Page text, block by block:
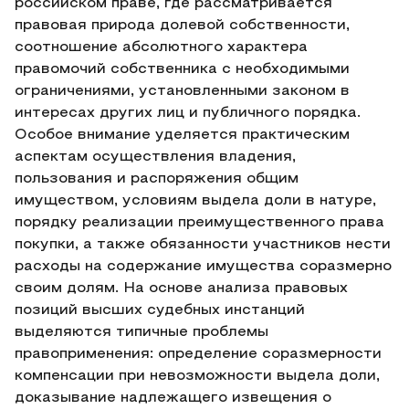
российском праве, где рассматривается
правовая природа долевой собственности,
соотношение абсолютного характера
правомочий собственника с необходимыми
ограничениями, установленными законом в
интересах других лиц и публичного порядка.
Особое внимание уделяется практическим
аспектам осуществления владения,
пользования и распоряжения общим
имуществом, условиям выдела доли в натуре,
порядку реализации преимущественного права
покупки, а также обязанности участников нести
расходы на содержание имущества соразмерно
своим долям. На основе анализа правовых
позиций высших судебных инстанций
выделяются типичные проблемы
правоприменения: определение соразмерности
компенсации при невозможности выдела доли,
доказывание надлежащего извещения о